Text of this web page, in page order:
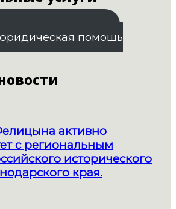
в музее
помощь
активно
с региональным
исторического
края.